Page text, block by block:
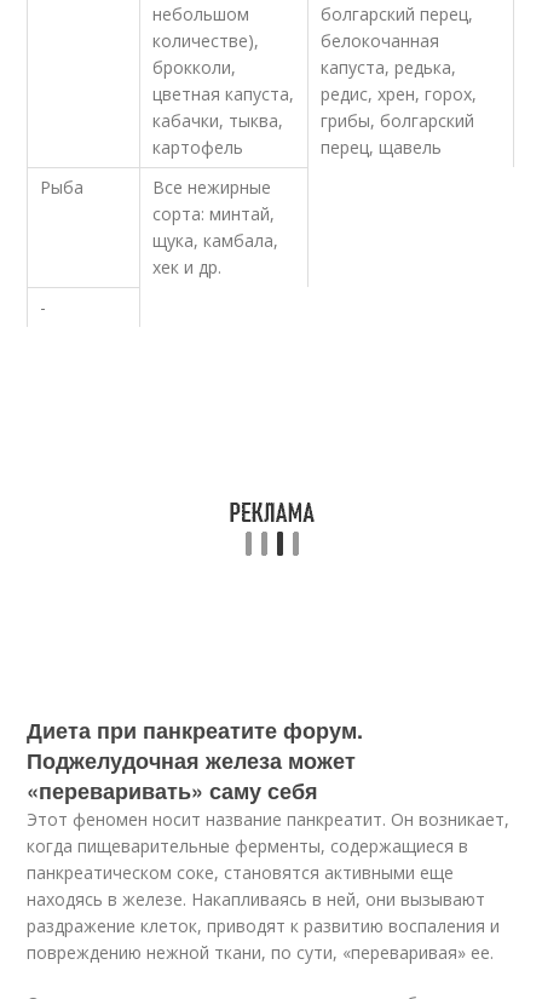
небольшом
количестве),
брокколи,
цветная капуста,
кабачки, тыква,
картофель
болгарский перец,
белокочанная
капуста, редька,
редис, хрен, горох,
грибы, болгарский
перец, щавель
Рыба
Все нежирные
сорта: минтай,
щука, камбала,
хек и др.
-
Диета при панкреатите форум.
Поджелудочная железа может
«переваривать» саму себя
Этот феномен носит название панкреатит. Он возникает,
когда пищеварительные ферменты, содержащиеся в
панкреатическом соке, становятся активными еще
находясь в железе. Накапливаясь в ней, они вызывают
раздражение клеток, приводят к развитию воспаления и
повреждению нежной ткани, по сути, «переваривая» ее.